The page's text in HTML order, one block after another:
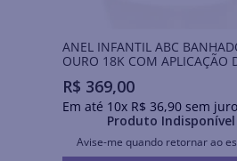
ANEL INFANTIL ABC
OURO 18K COM APLICAÇÃO
R$ 369,00
Em até 10x R$ 36,90sem
Produto Indisponível
Avise-me quando retornar ao